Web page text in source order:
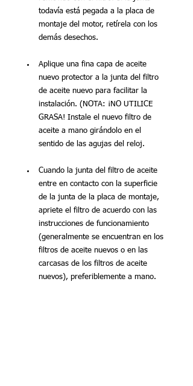
todavía está pegada a la placa de
montaje del motor, retírela con los
demás desechos.
Aplique una fina capa de aceite
nuevo protector a la junta del filtro
de aceite nuevo para facilitar la
instalación. (NOTA: ¡NO UTILICE
GRASA! Instale el nuevo filtro de
aceite a mano girándolo en el
sentido de las agujas del reloj.
Cuando la junta del filtro de aceite
entre en contacto con la superficie
de la junta de la placa de montaje,
apriete el filtro de acuerdo con las
instrucciones de funcionamiento
(generalmente se encuentran en los
filtros de aceite nuevos o en las
carcasas de los filtros de aceite
nuevos), preferiblemente a mano.